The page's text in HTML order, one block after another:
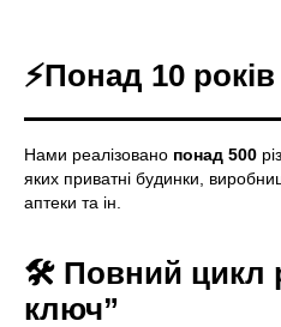
⚡Понад 10
Нами реалізовано понад 500
яких приватні будинки,
аптеки та ін.
🛠️ Повний цикл
ключ”